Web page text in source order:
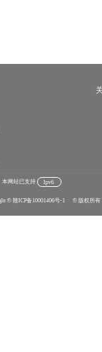
本网站已支持 Ipv6
© 赣ICP备10001406号-1 © 版权所有